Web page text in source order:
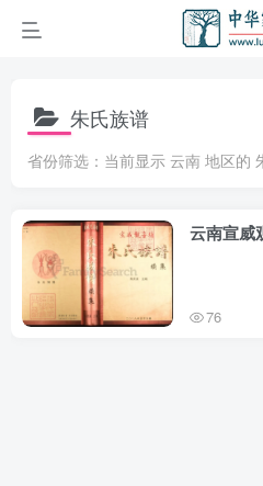
朱氏族谱
省份筛选：当前显示 云南 地区的
云南宣威
76